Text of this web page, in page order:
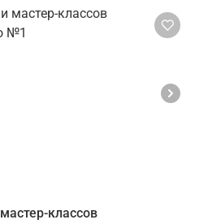
классов